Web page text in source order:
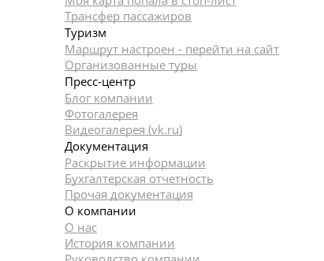
Трансфер пассажиров
Туризм
Маршрут настроен - перейти на сайт
Организованные туры
Пресс-центр
Блог компании
Фотогалерея
Видеогалерея (vk.ru)
Документация
Раскрытие информации
Бухгалтерская отчетность
Прочая документация
О компании
О нас
История компании